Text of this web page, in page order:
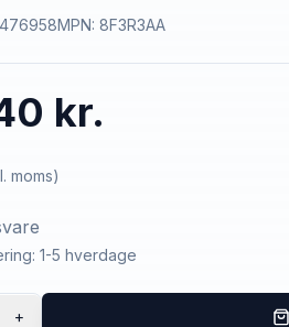
MPN: 8F3R3AA
kr.
moms)
1-5 hverdage
+